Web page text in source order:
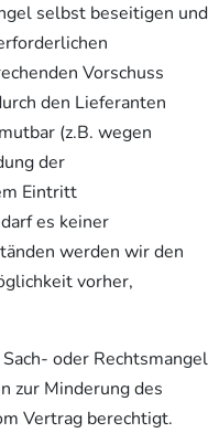
selbst beseitigen und
Vorschuss
den Lieferanten
(z.B. wegen
der
Eintritt
es keiner
werden wir den
vorher,
oder Rechtsmangel
zur Minderung des
Vertrag berechtigt.